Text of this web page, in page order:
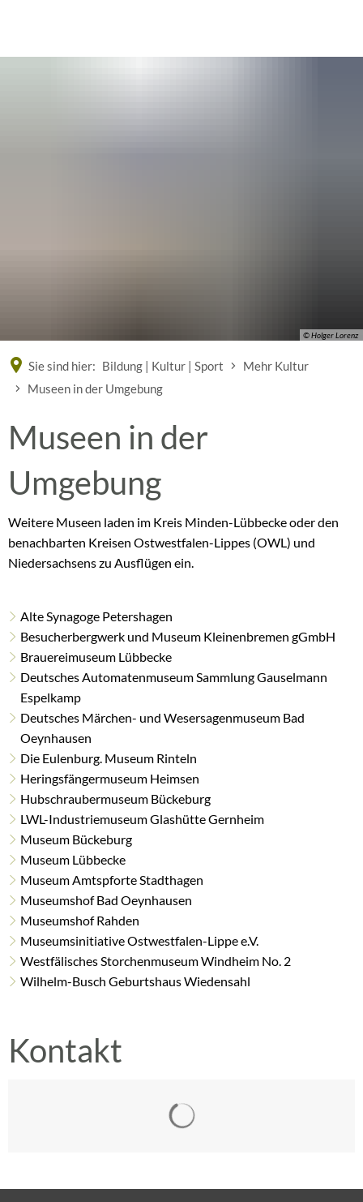
© Holger Lorenz
Sie sind hier: Bildung | Kultur | Sport
Mehr Kultur
Museen in der Umgebung
Museen
in
der
Umgebung
Museen in der
Umgebung
Weitere Museen laden im Kreis Minden-Lübbecke oder den
benachbarten Kreisen Ostwestfalen-Lippes (OWL) und
Niedersachsens zu Ausflügen ein.
Alte Synagoge Petershagen
Besucherbergwerk und Museum Kleinenbremen gGmbH
Brauereimuseum Lübbecke
Deutsches Automatenmuseum Sammlung Gauselmann
Espelkamp
Deutsches Märchen- und Wesersagenmuseum Bad
Oeynhausen
Die Eulenburg. Museum Rinteln
Heringsfängermuseum Heimsen
Hubschraubermuseum Bückeburg
LWL-Industriemuseum Glashütte Gernheim
Museum Bückeburg
Museum Lübbecke
Museum Amtspforte Stadthagen
Museumshof Bad Oeynhausen
Museumshof Rahden
Museumsinitiative Ostwestfalen-Lippe e.V.
Westfälisches Storchenmuseum Windheim No. 2
Wilhelm-Busch Geburtshaus Wiedensahl
Kontakt